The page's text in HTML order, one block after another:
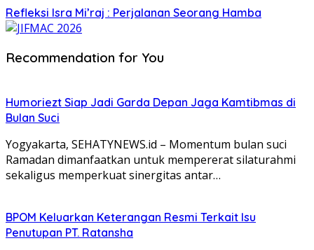
Refleksi Isra Mi’raj : Perjalanan Seorang Hamba
Recommendation for You
Humoriezt Siap Jadi Garda Depan Jaga Kamtibmas di
Bulan Suci
Yogyakarta, SEHATYNEWS.id – Momentum bulan suci
Ramadan dimanfaatkan untuk mempererat silaturahmi
sekaligus memperkuat sinergitas antar…
BPOM Keluarkan Keterangan Resmi Terkait Isu
Penutupan PT. Ratansha